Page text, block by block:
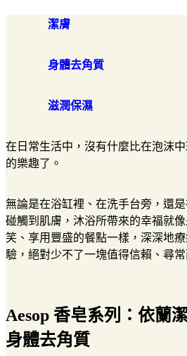
潔膚
身體去角質
滋潤保濕
在日常生活中，沒有什麼比在泡沫
的樂趣了。
無論是在浴缸裡、在洗手台旁，還
碰觸到肌膚，沐浴所帶來的幸福就
笑、享用豐盛的餐點一樣，深深地
驗，絕對少不了一塊值得信賴、尋常
Aesop 香皂系列：依蘭
身體去角質